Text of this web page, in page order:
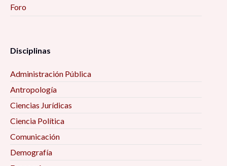
Foro
Disciplinas
Administración Pública
Antropología
Ciencias Jurídicas
Ciencia Política
Comunicación
Demografía